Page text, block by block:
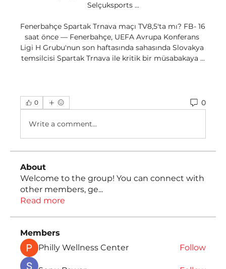
Selçuksports ...
Fenerbahçe Spartak Trnava maçı TV8,5'ta mı? FB- 16
saat önce — Fenerbahçe, UEFA Avrupa Konferans
Ligi H Grubu'nun son haftasında sahasında Slovakya
temsilcisi Spartak Trnava ile kritik bir müsabakaya ...
0 0
Write a comment...
About
Welcome to the group! You can connect with
other members, ge...
Read more
Members
Philly Wellness Center
Follow